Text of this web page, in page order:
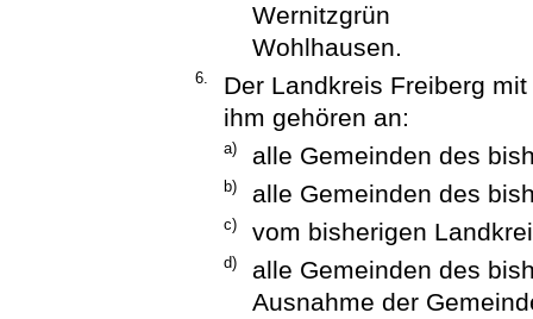
Wernitzgrün
Wohlhausen.
6.
Der Landkreis Freiberg
ihm gehören an:
a) alle Gemeinden des
b) alle Gemeinden des
c) vom bisherigen
d)
alle Gemeinden des
Ausnahme der